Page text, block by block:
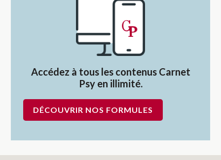
Accédez à tous les contenus Carnet
Psy en illimité.
DÉCOUVRIR NOS FORMULES